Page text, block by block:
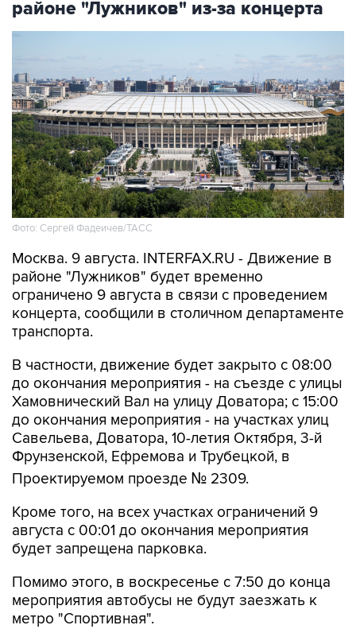
районе "Лужников" из-за концерта
Фото: Сергей Фадеичев/ТАСС
Москва. 9 августа. INTERFAX.RU - Движение в
районе "Лужников" будет временно
ограничено 9 августа в связи с проведением
концерта, сообщили в столичном департаменте
транспорта.
В частности, движение будет закрыто с 08:00
до окончания мероприятия - на съезде с улицы
Хамовнический Вал на улицу Доватора; с 15:00
до окончания мероприятия - на участках улиц
Савельева, Доватора, 10-летия Октября, 3-й
Фрунзенской, Ефремова и Трубецкой, в
Проектируемом проезде № 2309.
Кроме того, на всех участках ограничений 9
августа с 00:01 до окончания мероприятия
будет запрещена парковка.
Помимо этого, в воскресенье с 7:50 до конца
мероприятия автобусы не будут заезжать к
метро "Спортивная".